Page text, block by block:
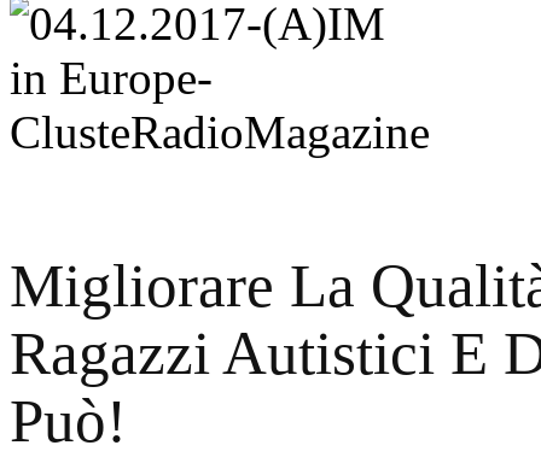
Migliorare La
Ragazzi Autistici E
Può!